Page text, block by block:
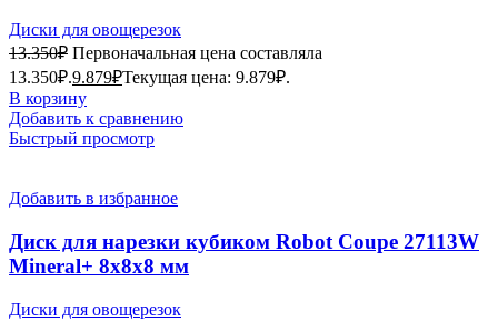
Диски для овощерезок
13.350₽ Первоначальная цена составляла
13.350₽.9.879₽Текущая цена: 9.879₽.
В корзину
Добавить к сравнению
Быстрый просмотр
Добавить в избранное
Диск для нарезки кубиком Robot Coupe 27113W
Mineral+ 8x8x8 мм
Диски для овощерезок